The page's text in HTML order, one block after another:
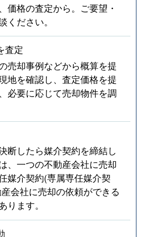
価格の査定から。ご要望・
ください。
査定
売却事例などから概算を提
地を確認し、査定価格を提
必要に応じて売却物件を調
断したら媒介契約を締結し
、一つの不動産会社に売却
媒介契約(専属専任媒介契
会社に売却の依頼ができる
ります。